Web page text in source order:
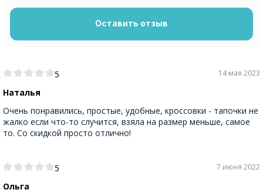
5
Наталья
14 мая 2023
Очень понравились, простые, удобные, кроссовки - тапочки не
жалко если что-то случится, взяла на размер меньше, самое
то. Со скидкой просто отлично!
5
Ольга
7 июня 2022
Оставить отзыв